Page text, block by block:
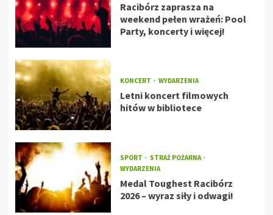
Racibórz zaprasza na
weekend pełen wrażeń: Pool
Party, koncerty i więcej!
KONCERT WYDARZENIA
Letni koncert filmowych
hitów w bibliotece
SPORT
STRAŻ POŻARNA
WYDARZENIA
Medal Toughest Racibórz
2026 – wyraz siły i odwagi!